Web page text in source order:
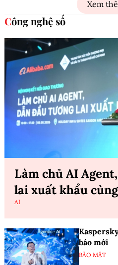
Xem
Công nghệ số
Làm chủ AI
lai xuất khẩu
AI
báo mới
BẢO MẬT